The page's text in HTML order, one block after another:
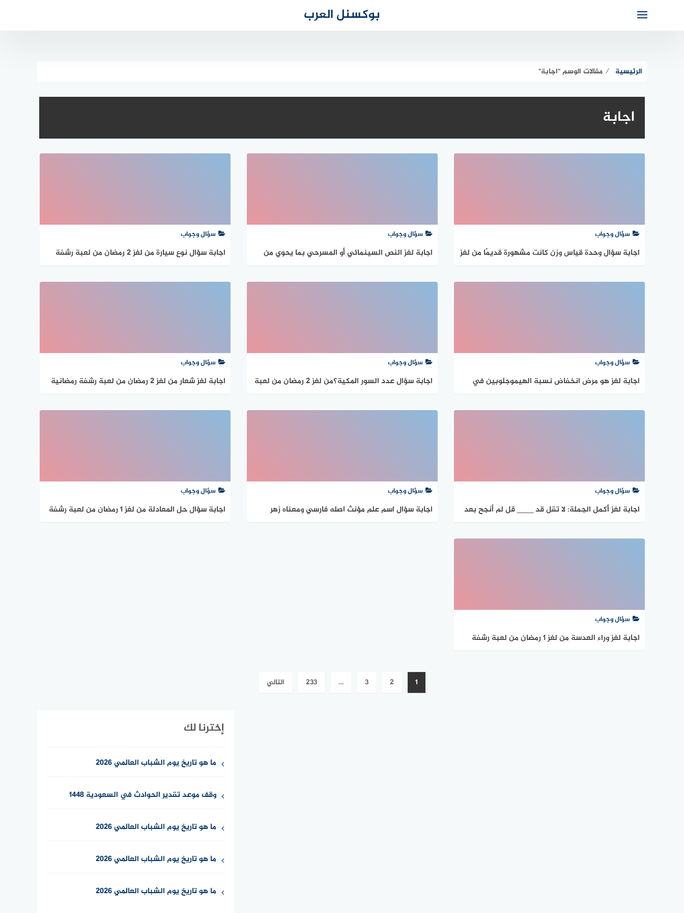
بوكسنل العرب
الرئيسية ⁄ مقالات الوسم "اجابة"
اجابة
سؤال وجواب
اجابة سؤال وحدة قياس وزن كانت مشهورة قديمًا من لغز
سؤال وجواب
اجابة لغز النص السينمائي أو المسرحي بما يحوي من
سؤال وجواب
اجابة سؤال نوع سيارة من لغز 2 رمضان من لعبة رشفة
سؤال وجواب
اجابة لغز هو مرض انخفاض نسبة الهيموجلوبين في
سؤال وجواب
اجابة سؤال عدد السور المكية؟من لغز 2 رمضان من لعبة
سؤال وجواب
اجابة لغز شعار من لغز 2 رمضان من لعبة رشفة رمضانية
سؤال وجواب
اجابة لغز أكمل الجملة: لا تقل قد ____ قل لم أنجح بعد
سؤال وجواب
اجابة سؤال اسم علم مؤنث اصله فارسي ومعناه زهر
سؤال وجواب
اجابة سؤال حل المعادلة من لغز 1 رمضان من لعبة رشفة
سؤال وجواب
اجابة لغز وراء العدسة من لغز 1 رمضان من لعبة رشفة
1
2
3
…
233 التالي
إخترنا لك
ما هو تاريخ يوم الشباب العالمي 2026
وقف موعد تقدير الحوادث في السعودية 1448
ما هو تاريخ يوم الشباب العالمي 2026
ما هو تاريخ يوم الشباب العالمي 2026
ما هو تاريخ يوم الشباب العالمي 2026